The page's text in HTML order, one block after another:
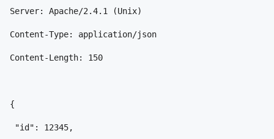
Server: Apache/2.4.1 (Unix)
Content-Type: application/json
Content-Length: 150
{
"id": 12345,